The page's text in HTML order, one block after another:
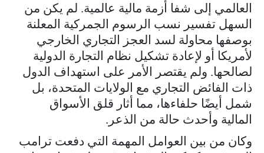
العالمي إلى شفا أزمة مالية عالمية. لم يكن من
السهل تفسير نسب الرسوم الجمركية المعلنة
بوصفها محاولة لسد العجز التجاري الخارجي
لأمريكا أو لإعادة تشكيل نظام التجارة الدولية
لصالحها. ولم يقتصر الأمر على استهداف الدول
ذات الفائض التجاري مع الولايات المتحدة، بل
شمل أيضًا حلفاءها، مما أثار قلق الأسواق
المالية وأحدث حالة من الذعر.
وكان من بين العوامل المهمة التي دفعت ترامب